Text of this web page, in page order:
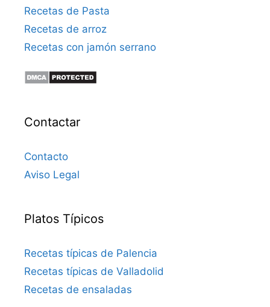
Recetas de Pasta
Recetas de arroz
Recetas con jamón serrano
Contactar
Contacto
Aviso Legal
Platos Típicos
Recetas típicas de Palencia
Recetas típicas de Valladolid
Recetas de ensaladas